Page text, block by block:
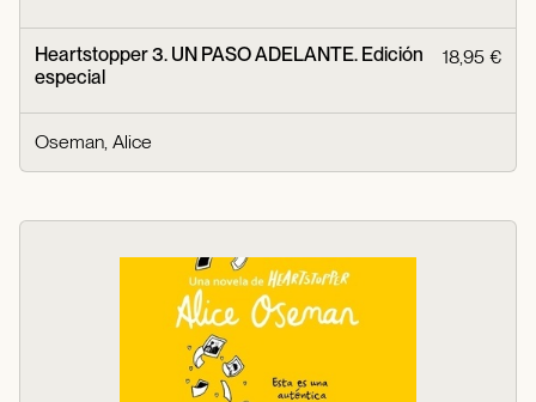
Heartstopper 3. UN PASO ADELANTE. Edición
especial
18,95 €
Oseman, Alice